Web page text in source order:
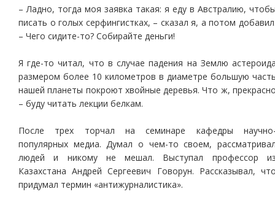
– Ладно, тогда моя заявка такая: я еду в Австралию,
писать о голых серфингистках, – сказал я, а потом
– Чего сидите-то? Собирайте деньги!
Я где-то читал, что в случае падения на Землю
размером более 10 километров в диаметре большую
нашей планеты покроют хвойные деревья. Что ж,
– буду читать лекции белкам.
После трех торчал на семинаре кафедры
популярных медиа. Думал о чем-то своем,
людей и никому не мешал. Выступал профессор
Казахстана Андрей Сергеевич Говорун. Рассказывал,
придумал термин «антижурналистика».